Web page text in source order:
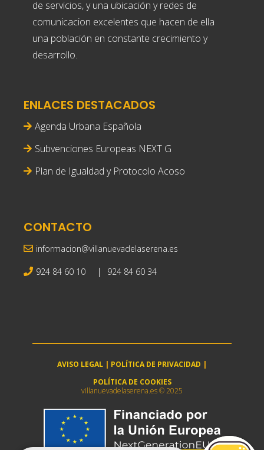
de servicios, y una ubicación y redes de
comunicacion excelentes que hacen de ella
una población en constante crecimiento y
desarrollo.
ENLACES DESTACADOS
Agenda Urbana Española
Subvenciones Europeas NEXT G
Plan de Igualdad y Protocolo Acoso
CONTACTO
informacion@villanuevadelaserena.es
924 84 60 10 | 924 84 60 34
AVISO LEGAL | POLÍTICA DE PRIVACIDAD |
POLÍTICA DE COOKIES
villanuevadelaserena.es © 2025